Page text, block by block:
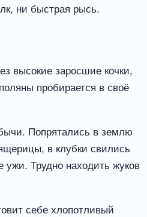
ни быстрая рысь.
высокие заросшие кочки,
пробирается в своё
Попрятались в землю
в клубки свились
ужи. Трудно находить жуков
себе хлопотливый